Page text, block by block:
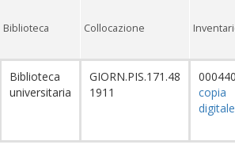
Biblioteca Collocazione
Biblioteca
universitaria
GIORN.PIS.171.48
1911
copia
digitale